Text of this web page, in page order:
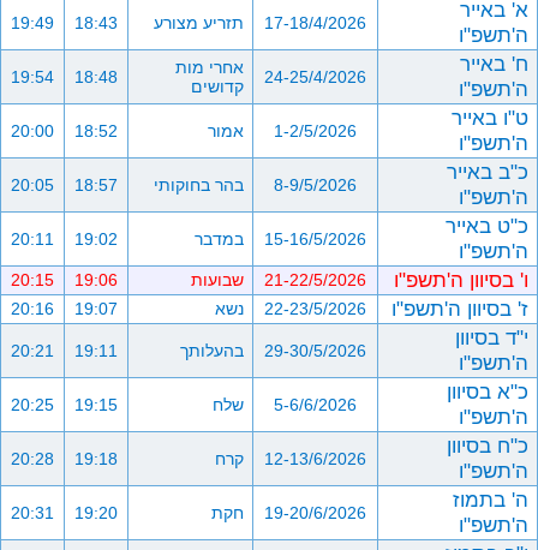
א' באייר
ה'תשפ"ו
17-18/4/2026 תזריע מצורע 18:43
19:49
ח' באייר
ה'תשפ"ו
24-25/4/2026
אחרי מות
קדושים
18:48
19:54
ט"ו באייר
ה'תשפ"ו
1-2/5/2026 אמור 18:52
20:00
כ"ב באייר
ה'תשפ"ו
8-9/5/2026 בהר בחוקותי 18:57
20:05
כ"ט באייר
ה'תשפ"ו
15-16/5/2026 במדבר 19:02
20:11
ו' בסיוון ה'תשפ"ו 21-22/5/2026 שבועות 19:06
20:15
ז' בסיוון ה'תשפ"ו 22-23/5/2026 נשא 19:07
20:16
י"ד בסיוון
ה'תשפ"ו
29-30/5/2026 בהעלותך 19:11
20:21
כ"א בסיוון
ה'תשפ"ו
5-6/6/2026 שלח 19:15
20:25
כ"ח בסיוון
ה'תשפ"ו
12-13/6/2026 קרח 19:18
20:28
ה' בתמוז
ה'תשפ"ו
19-20/6/2026 חקת 19:20
20:31